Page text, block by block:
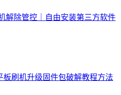
解除管控｜自由安装第三方软件
板刷机升级固件包破解教程方法